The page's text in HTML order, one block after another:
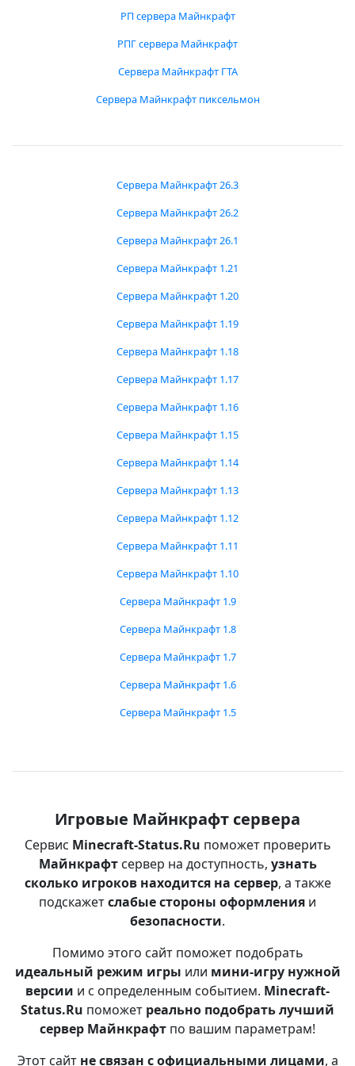
РП сервера Майнкрафт
РПГ сервера Майнкрафт
Сервера Майнкрафт ГТА
Сервера Майнкрафт пиксельмон
Сервера Майнкрафт 26.3
Сервера Майнкрафт 26.2
Сервера Майнкрафт 26.1
Сервера Майнкрафт 1.21
Сервера Майнкрафт 1.20
Сервера Майнкрафт 1.19
Сервера Майнкрафт 1.18
Сервера Майнкрафт 1.17
Сервера Майнкрафт 1.16
Сервера Майнкрафт 1.15
Сервера Майнкрафт 1.14
Сервера Майнкрафт 1.13
Сервера Майнкрафт 1.12
Сервера Майнкрафт 1.11
Сервера Майнкрафт 1.10
Сервера Майнкрафт 1.9
Сервера Майнкрафт 1.8
Сервера Майнкрафт 1.7
Сервера Майнкрафт 1.6
Сервера Майнкрафт 1.5
Игровые Майнкрафт сервера
Сервис Minecraft-Status.Ru поможет проверить
Майнкрафтсервер на доступность, узнать
сколько игроков находится на сервер, а также
подскажетслабые стороны оформления и
безопасности.
Помимо этого сайт поможет подобрать
идеальный режим игры или мини-игру нужной
версии и с определенным событием. Minecraft-
Status.Ru поможет реально подобрать лучший
сервер Майнкрафт по вашим параметрам!
Этот сайт не связан с официальными лицами, а